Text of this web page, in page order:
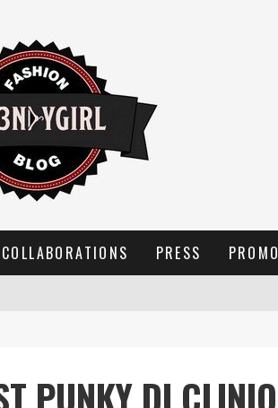
COLLABORATIONS PRESS
COSA NON PASSA MAI DI MODA?
PUNKY DI